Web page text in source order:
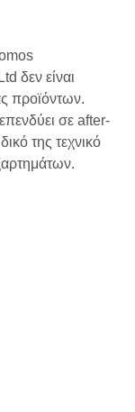
δεν είναι
προϊόντων.
σε after-
της τεχνικό